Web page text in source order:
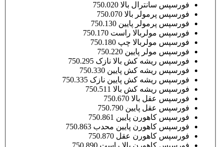
فورسپس سانترال بالا 750.020
فورسپس پرمولر بالا 750.070
فورسپس پرمولر پایین 750.130
فورسپس مولربالا راست 750.170
فورسپس مولربالا چپ 750.180
فورسپس مولر پایین 750.220
فورسپس ریشه کش بالا نازک 750.295
فورسپس ریشه کش پایین 750.330
فورسپس ریشه کش پایین نازک 750.335
فورسپس ریشه کش بالا 750.511
فورسپس عقل بالا 750.670
فورسپس عقل پایین 750.790
فورسپس کاهورن پایین 750.861
فورسپس کاهورن پایین محدب 750.863
فورسپس کاهورن عقل 750.870
فورسپس کاهورن بالا راست 750.890